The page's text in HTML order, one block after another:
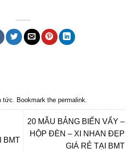
tức. Bookmark the permalink.
BMT
20 MẪU BẢNG BIỂN VẨY –
HỘP ĐÈN – XI NHAN ĐẸP
GIÁ RẺ TẠI BMT